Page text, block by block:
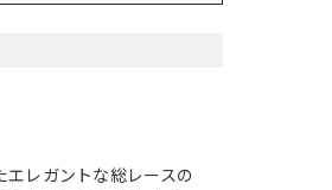
レガントな総レースの